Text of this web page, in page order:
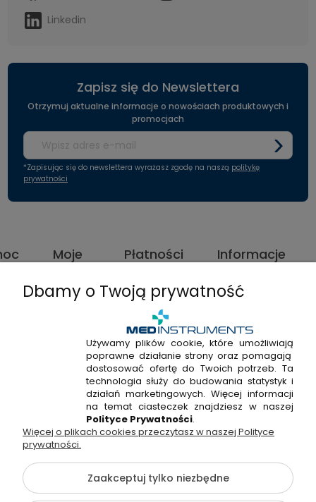
Linkedin
Zapisz się do Newslettera
Otrzymuj aktualne informacje o nowościach produktowych i
promocjach
*Zapisując się do newslettera wyrażasz zgodę na naszą politykę
prywatności
Moje
Płatności
dostawa
Informacje
+48
720
915
338
+48
22
298
38
Napisz
do
Hossa Medical Sp. z o. o. | ul. Kryształowa 33A, 01-356
Warszawa, woj. mazowieckie | NIP: 7010404814, REGON:
Dbamy o Twoją prywatność
Używamy plików cookie, które umożliwiają
poprawne działanie strony oraz pomagają
dostosować ofertę do Twoich potrzeb. Ta
technologia służy do budowania statystyk i
działań marketingowych. Więcej informacji
na temat ciasteczek znajdziesz w naszej
Polityce Prywatności.
Więcej o plikach cookies przeczytasz w naszej Polityce
prywatności.
Zaakceptuj tylko niezbędne